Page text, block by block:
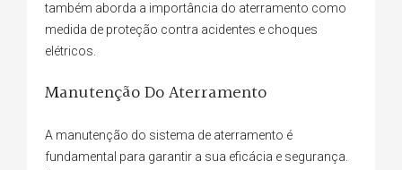
também aborda a importância do aterramento como
medida de proteção contra acidentes e choques
elétricos.
Manutenção Do Aterramento
A manutenção do sistema de aterramento é
fundamental para garantir a sua eficácia e segurança.